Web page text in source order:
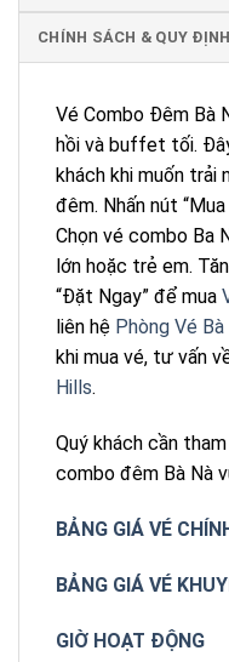
CHÍNH SÁCH & QUY ĐỊNH
Vé Combo Đêm Bà
hồi và buffet tối.
khách khi muốn trải
đêm. Nhấn nút
Chọn vé combo Ba
lớn hoặc trẻ em.
“Đặt Ngay” để mua
liên hệ Phòng Vé
khi mua vé, tư vấn
Hills.
Quý khách cần
combo đêm Bà Nà
BẢNG GIÁ VÉ
BẢNG GIÁ VÉ
GIỜ HOẠT ĐỘNG